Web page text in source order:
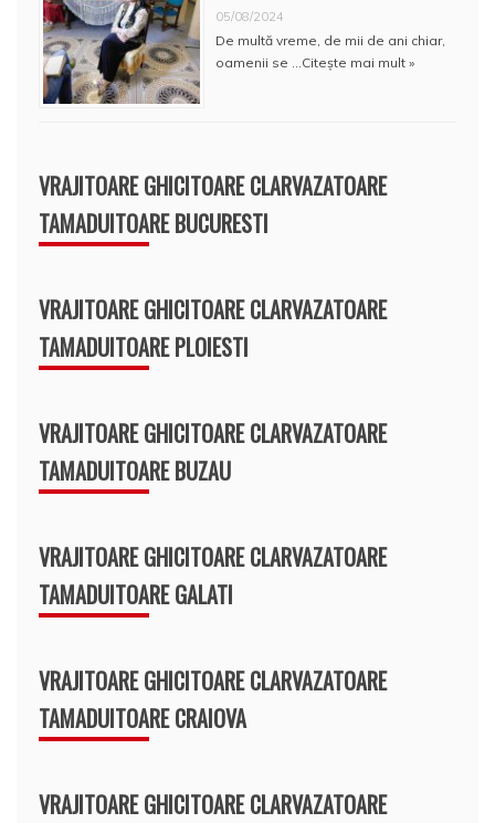
05/08/2024
De multă vreme, de mii de ani chiar,
oamenii se … Citește mai mult »
VRAJITOARE GHICITOARE CLARVAZATOARE
TAMADUITOARE BUCURESTI
VRAJITOARE GHICITOARE CLARVAZATOARE
TAMADUITOARE PLOIESTI
VRAJITOARE GHICITOARE CLARVAZATOARE
TAMADUITOARE BUZAU
VRAJITOARE GHICITOARE CLARVAZATOARE
TAMADUITOARE GALATI
VRAJITOARE GHICITOARE CLARVAZATOARE
TAMADUITOARE CRAIOVA
VRAJITOARE GHICITOARE CLARVAZATOARE